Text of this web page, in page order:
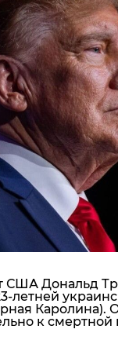
Одесса
СШАДональд
летней
Каролина).
к смертной